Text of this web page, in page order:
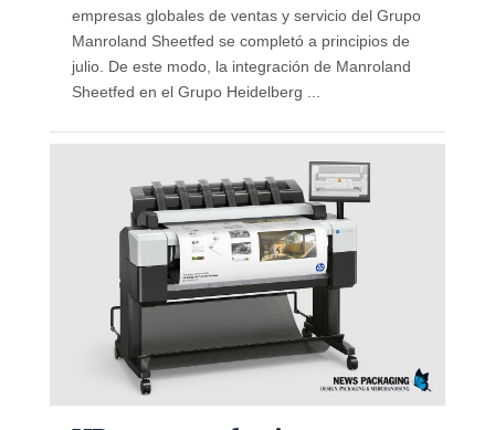
empresas globales de ventas y servicio del Grupo
Manroland Sheetfed se completó a principios de
julio. De este modo, la integración de Manroland
Sheetfed en el Grupo Heidelberg ...